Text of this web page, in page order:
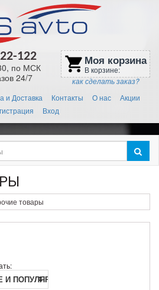
122
по МСК
24/7
shopping_cart Моя корзина
В корзине:
как сделать заказ?
и Доставка Контакты О нас
Акции
Вход
товары
ПОПУЛЯРНЫЕ